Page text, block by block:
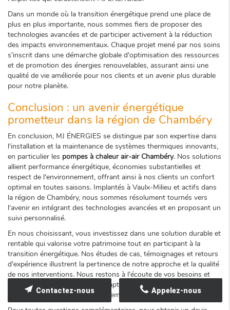
Dans un monde où la transition énergétique prend une place de
plus en plus importante, nous sommes fiers de proposer des
technologies avancées et de participer activement à la réduction
des impacts environnementaux. Chaque projet mené par nos soins
s'inscrit dans une démarche globale d'optimisation des ressources
et de promotion des énergies renouvelables, assurant ainsi une
qualité de vie améliorée pour nos clients et un avenir plus durable
pour notre planète.
Conclusion : un avenir énergétique
prometteur dans la région de Chambéry
En conclusion, MJ ÉNERGIES se distingue par son expertise dans
l'installation et la maintenance de systèmes thermiques innovants,
en particulier les pompes à chaleur air-air Chambéry. Nos solutions
allient performance énergétique, économies substantielles et
respect de l'environnement, offrant ainsi à nos clients un confort
optimal en toutes saisons. Implantés à Vaulx-Milieu et actifs dans
la région de Chambéry, nous sommes résolument tournés vers
l'avenir en intégrant des technologies avancées et en proposant un
suivi personnalisé.
En nous choisissant, vous investissez dans une solution durable et
rentable qui valorise votre patrimoine tout en participant à la
transition énergétique. Nos études de cas, témoignages et retours
d'expérience illustrent la pertinence de notre approche et la qualité
de nos interventions. Nous restons à l'écoute de vos besoins et
mettons tout en œuvre pour adapter nos technologies à l'évolution
du marché et aux défis environnementaux de demain.
Appelez-nous
Contactez-nous